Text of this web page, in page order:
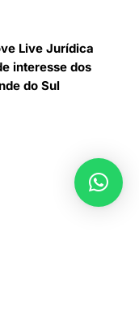
Live Jurídica
interesse dos
do Sul